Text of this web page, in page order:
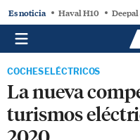
Es noticia Haval H10 Deepal
COCHES ELÉCTRICOS
La nueva
turismos